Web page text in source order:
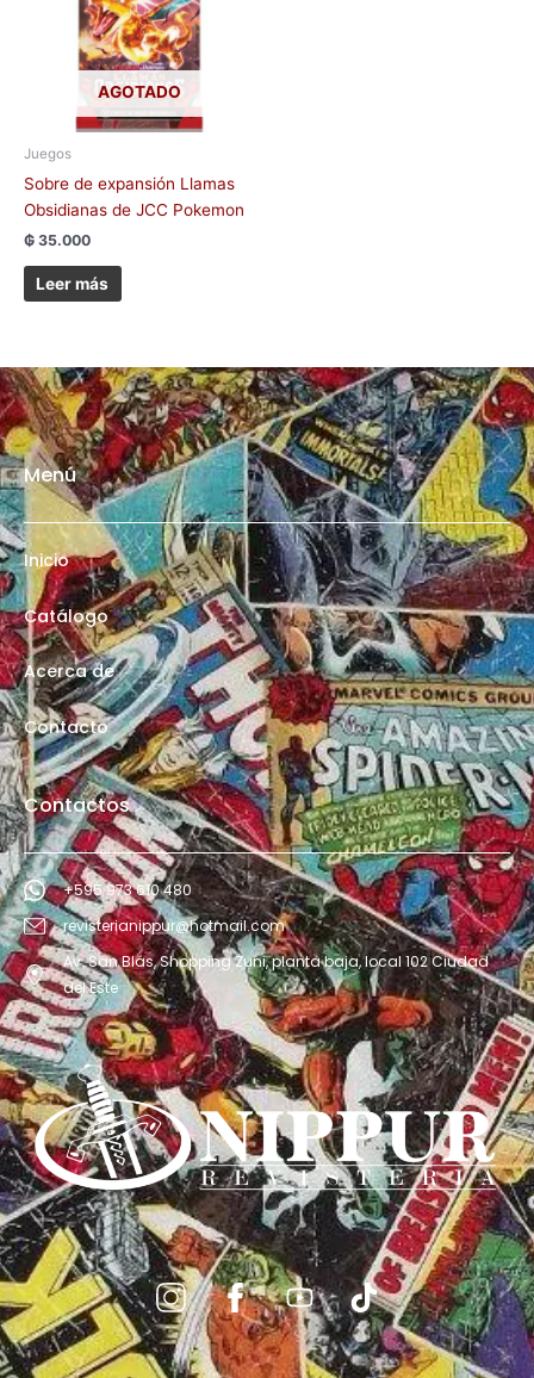
AGOTADO
Juegos
Sobre de expansión Llamas
Obsidianas de JCC Pokemon
₲ 35.000
Leer más
Menú
Inicio
Catálogo
Acerca de
Contacto
Contactos
+595 973 610 480
revisterianippur@hotmail.com
Av. San Blás, Shopping Zuni, planta baja, local 102 Ciudad
del Este